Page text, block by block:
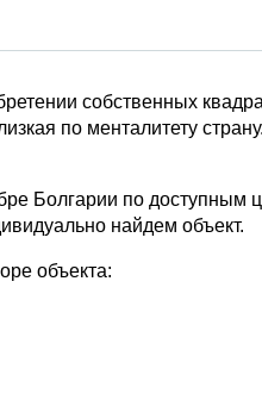
собственных
по менталитету
Болгарии по
найдем объект.
объекта: